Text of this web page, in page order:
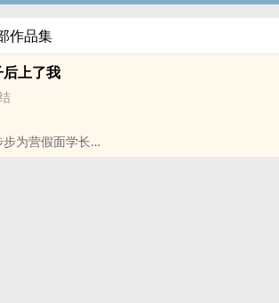
作品集
上了我
为营假面学长